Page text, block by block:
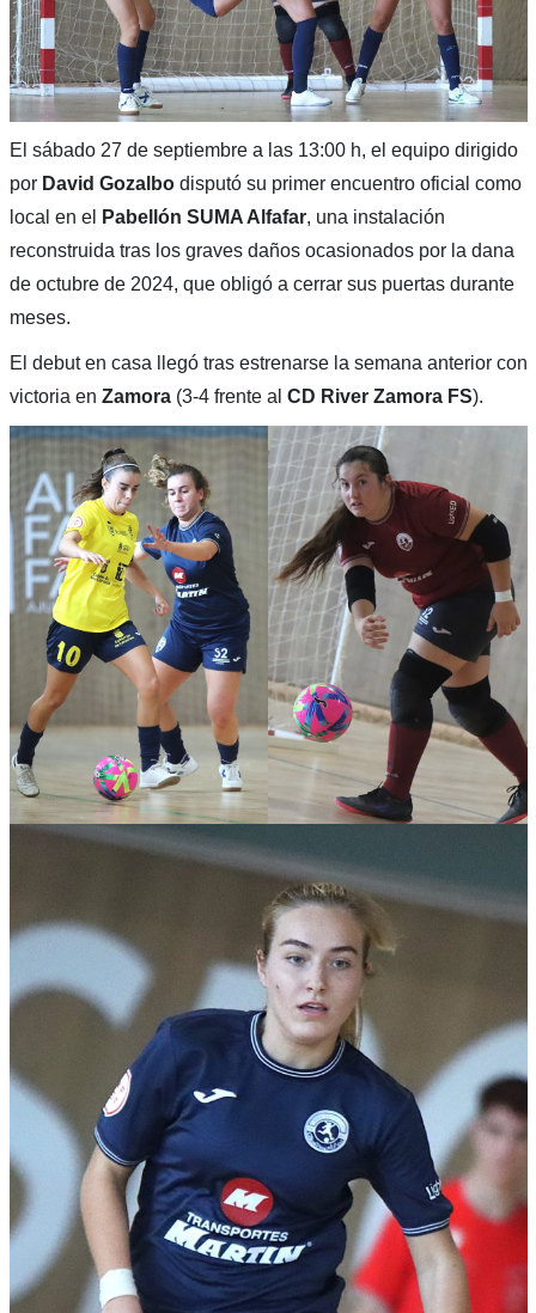
El sábado 27 de septiembre a las 13:00 h, el equipo dirigido
por David Gozalbodisputó su primer encuentro oficial como
local en el
Pabellón SUMA Alfafar, una instalación
reconstruida tras los graves daños ocasionados por la dana
de octubre de 2024, que obligó a cerrar sus puertas durante
meses.
El debut en casa llegó tras estrenarse la semana anterior con
victoria en Zamora(3-4 frente al CD River Zamora FS).